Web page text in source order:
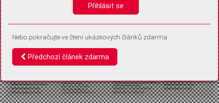
Přihlásit se
Nebo pokračujte ve čtení ukázkových článků zdarma
Předchozí článek zdarma